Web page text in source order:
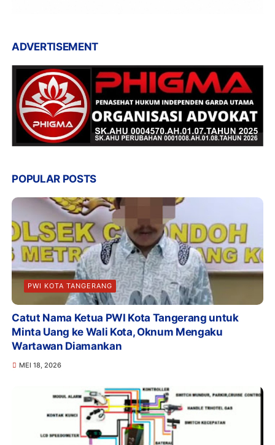
ADVERTISEMENT
POPULAR POSTS
PWI KOTA TANGERANG
Catut Nama Ketua PWI Kota Tangerang untuk
Minta Uang ke Wali Kota, Oknum Mengaku
Wartawan Diamankan
MEI 18, 2026